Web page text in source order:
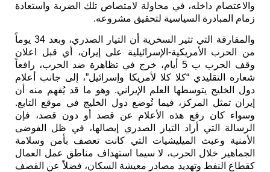
والاعتصام داخله، في محاولة لامتصاص تلك الضربة واستعادة
زمام المبادرة السياسية لتحقيق مشروعه.
والمفارقة التي تثير السخرية أن التيار الصدري، وبعد 34 يوماً
من الحرب الأمريكية-الإسرائيلية على إيران، أي قبل اعلان
وقف الحرب ب 5 أيام، خرج في تظاهرة ضد الحرب، رافعاً
شعاره التقليدي “كلا كلا لأمريكا وإسرائيل”، إلى جانب أعلام
دول الخليج يتوسطها العلم الإيراني. وهو ما قد يُفهم منه أن
إيران تمثل المركز، فيما تُوضع دول الخليج في موقع التابع.
وسواء كان رفع هذه الأعلام عن قصد أو دون قصد، فإن
الرسالة التي أراد التيار الصدري إيصالها، في ظل الفوضى
الأمنية وعبث الميليشيات التي كانت تعصف بأمن وسلامة
الجماهير خلال الحرب، لا سيما استهداف مناطق عمل العمال
كقطاع النفط وتهديد مصادر معيشة السكان، فضلاً عن القصف